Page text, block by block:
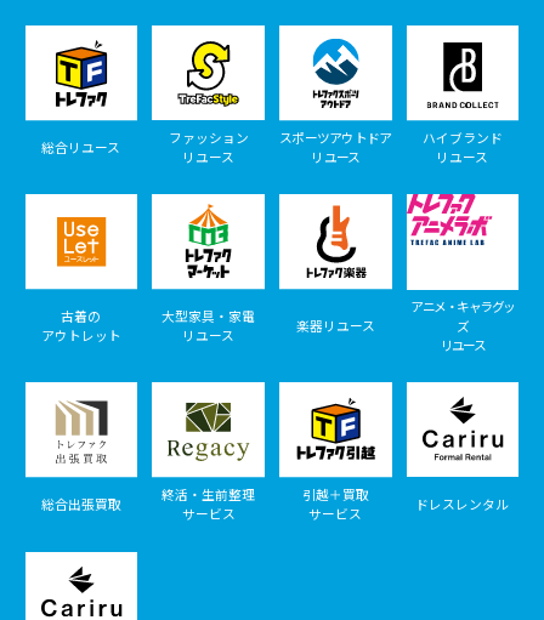
総合リユース
ファッション
リユース
スポーツアウトドア
リユース
ハイブランド
リユース
古着の
アウトレット
大型家具・家電
リユース
楽器リユース
アニメ・キャラグッ
ズ
リユース
総合出張買取
終活・生前整理
サービス
引越＋買取
サービス
ドレスレンタル